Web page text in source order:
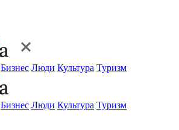
Бизнес Люди Культура Туризм
Бизнес Люди Культура Туризм